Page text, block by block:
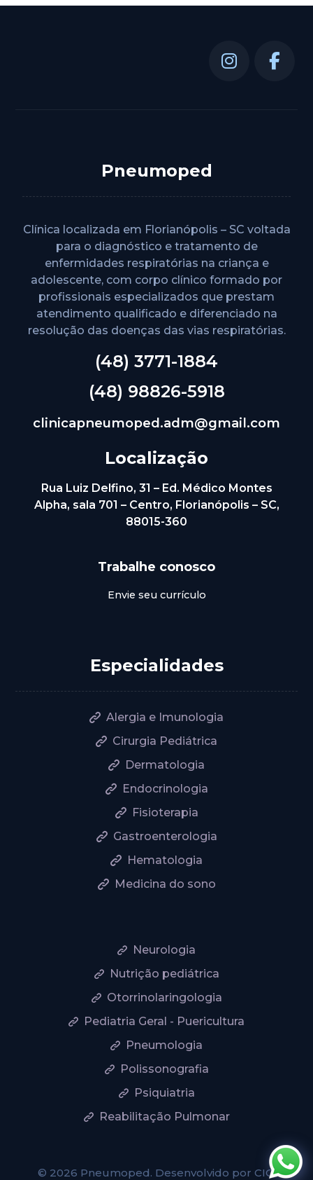
Pneumoped
Clínica localizada em Florianópolis – SC voltada
para o diagnóstico e tratamento de
enfermidades respiratórias na criança e
adolescente, com corpo clínico formado por
profissionais especializados que prestam
atendimento qualificado e diferenciado na
resolução das doenças das vias respiratórias.
(48) 3771-1884
(48) 98826-5918
clinicapneumoped.adm@gmail.com
Localização
Rua Luiz Delfino, 31 – Ed. Médico Montes
Alpha, sala 701 – Centro, Florianópolis – SC,
88015-360
Trabalhe conosco
Envie seu currículo
Especialidades
Alergia e Imunologia
Cirurgia Pediátrica
Dermatologia
Endocrinologia
Fisioterapia
Gastroenterologia
Hematologia
Medicina do sono
Neurologia
Nutrição pediátrica
Otorrinolaringologia
Pediatria Geral - Puericultura
Pneumologia
Polissonografia
Psiquiatria
Reabilitação Pulmonar
© 2026 Pneumoped. Desenvolvido porCIO